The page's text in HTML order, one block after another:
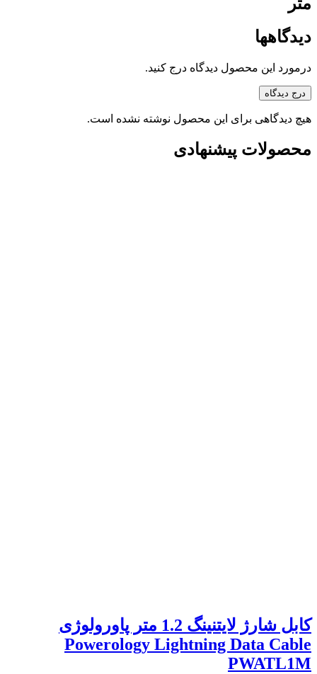
دیدگاهها
درمورد این محصول دیدگاه درج کنید.
درج دیدگاه
هیچ دیدگاهی برای این محصول نوشته نشده است.
محصولات پیشنهادی
کابل شارژ لایتنینگ 1.2 متر پاورولوژی
Powerology Lightning Data Cable
PWATL1M